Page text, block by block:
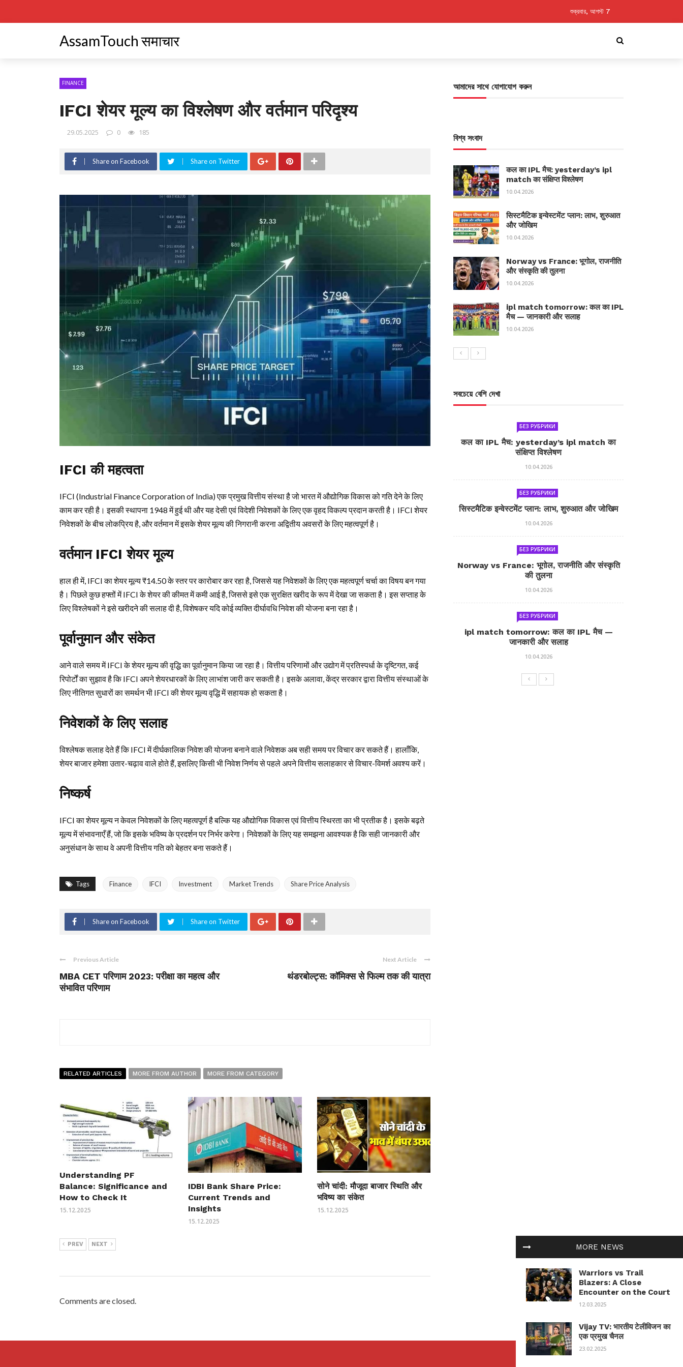
শুক্রবার, আগস্ট 7
AssamTouch समाचार
FINANCE
IFCI शेयर मूल्य का विश्लेषण और वर्तमान परिदृश्य
29.05.2025 0 185
Share on Facebook Share on Twitter
IFCI की महत्वता
IFCI (Industrial Finance Corporation of India) एक प्रमुख वित्तीय संस्था है जो भारत में औद्योगिक विकास को गति देने के लिए
काम कर रही है। इसकी स्थापना 1948 में हुई थी और यह देसी एवं विदेशी निवेशकों के लिए एक वृहद विकल्प प्रदान करती है। IFCI शेयर
निवेशकों के बीच लोकप्रिय है, और वर्तमान में इसके शेयर मूल्य की निगरानी करना अद्वितीय अवसरों के लिए महत्वपूर्ण है।
वर्तमान IFCI शेयर मूल्य
हाल ही में, IFCI का शेयर मूल्य ₹14.50 के स्तर पर कारोबार कर रहा है, जिससे यह निवेशकों के लिए एक महत्वपूर्ण चर्चा का विषय बन गया
है। पिछले कुछ हफ्तों में IFCI के शेयर की कीमत में कमी आई है, जिससे इसे एक सुरक्षित खरीद के रूप में देखा जा सकता है। इस सप्ताह के
लिए विश्लेषकों ने इसे खरीदने की सलाह दी है, विशेषकर यदि कोई व्यक्ति दीर्घावधि निवेश की योजना बना रहा है।
पूर्वानुमान और संकेत
आने वाले समय में IFCI के शेयर मूल्य की वृद्धि का पूर्वानुमान किया जा रहा है। वित्तीय परिणामों और उद्योग में प्रतिस्पर्धा के दृष्टिगत, कई
रिपोर्टों का सुझाव है कि IFCI अपने शेयरधारकों के लिए लाभांश जारी कर सकती है। इसके अलावा, केंद्र सरकार द्वारा वित्तीय संस्थाओं के
लिए नीतिगत सुधारों का समर्थन भी IFCI की शेयर मूल्य वृद्धि में सहायक हो सकता है।
निवेशकों के लिए सलाह
विश्लेषक सलाह देते हैं कि IFCI में दीर्घकालिक निवेश की योजना बनाने वाले निवेशक अब सही समय पर विचार कर सकते हैं। हालाँकि,
शेयर बाजार हमेशा उतार-चढ़ाव वाले होते हैं, इसलिए किसी भी निवेश निर्णय से पहले अपने वित्तीय सलाहकार से विचार-विमर्श अवश्य करें।
निष्कर्ष
IFCI का शेयर मूल्य न केवल निवेशकों के लिए महत्वपूर्ण है बल्कि यह औद्योगिक विकास एवं वित्तीय स्थिरता का भी प्रतीक है। इसके बढ़ते
मूल्य में संभावनाएँ हैं, जो कि इसके भविष्य के प्रदर्शन पर निर्भर करेगा। निवेशकों के लिए यह समझना आवश्यक है कि सही जानकारी और
अनुसंधान के साथ वे अपनी वित्तीय गति को बेहतर बना सकते हैं।
Tags Finance IFCI Investment Market Trends Share Price Analysis
Share on Facebook Share on Twitter
Previous Article
MBA CET परिणाम 2023: परीक्षा का महत्व और
संभावित परिणाम
Next Article
थंडरबोल्ट्स: कॉमिक्स से फिल्म तक की यात्रा
RELATED ARTICLES MORE FROM AUTHOR MORE FROM CATEGORY
Understanding PF
Balance: Significance and
How to Check It
15.12.2025
IDBI Bank Share Price:
Current Trends and
Insights
15.12.2025
सोने चांदी: मौजूदा बाजार स्थिति और
भविष्य का संकेत
15.12.2025
PREV NEXT
Comments are closed.
MORE NEWS
Warriors vs Trail
Blazers: A Close
Encounter on the Court
12.03.2025
Vijay TV: भारतीय टेलीविजन का
एक प्रमुख चैनल
23.02.2025
আমাদের সাথে যোগাযোগ করুন
বিশ্ব সংবাদ
कल का IPL मैच: yesterday’s ipl
match का संक्षिप्त विश्लेषण
10.04.2026
सिस्टमैटिक इन्वेस्टमेंट प्लान: लाभ, शुरुआत
और जोखिम
10.04.2026
Norway vs France: भूगोल, राजनीति
और संस्कृति की तुलना
10.04.2026
ipl match tomorrow: कल का IPL
मैच — जानकारी और सलाह
10.04.2026
সবচেয়ে বেশি দেখা
БЕЗ РУБРИКИ
कल का IPL मैच: yesterday’s ipl match का
संक्षिप्त विश्लेषण
10.04.2026
БЕЗ РУБРИКИ
सिस्टमैटिक इन्वेस्टमेंट प्लान: लाभ, शुरुआत और जोखिम
10.04.2026
БЕЗ РУБРИКИ
Norway vs France: भूगोल, राजनीति और संस्कृति
की तुलना
10.04.2026
БЕЗ РУБРИКИ
ipl match tomorrow: कल का IPL मैच —
जानकारी और सलाह
10.04.2026